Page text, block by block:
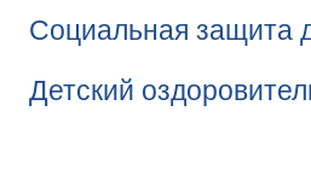
Социальная защита
Детский